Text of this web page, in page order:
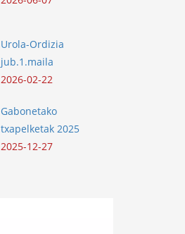
Urola-Ordizia
jub.1.maila
2026-02-22
Gabonetako
txapelketak 2025
2025-12-27